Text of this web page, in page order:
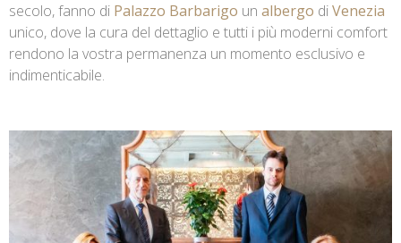
secolo, fanno di Palazzo Barbarigo un albergo diVenezia
unico, dove la cura del dettaglio e tutti i più moderni comfort
rendono la vostra permanenza un momento esclusivo e
indimenticabile.